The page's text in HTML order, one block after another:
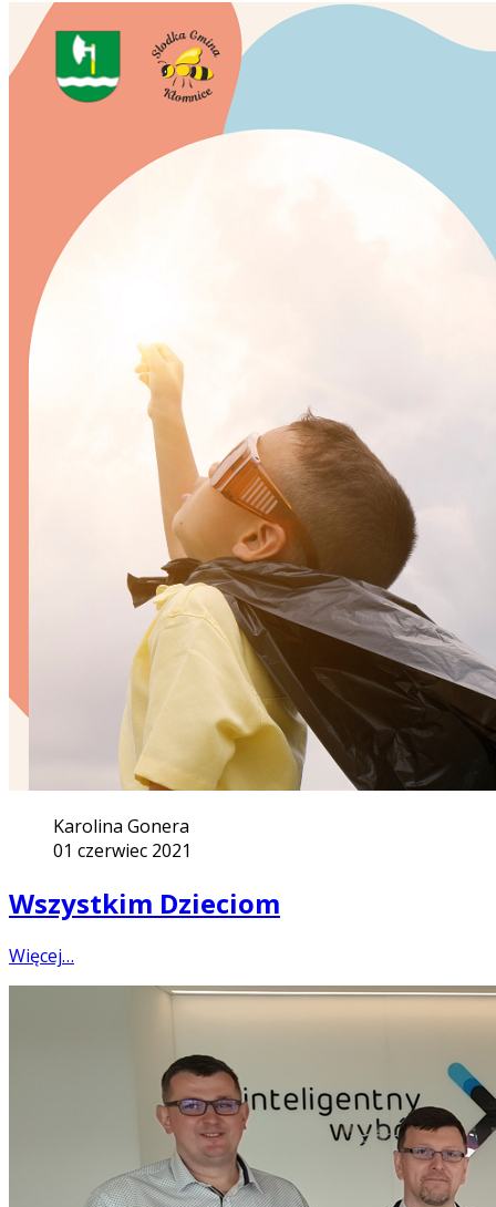
Karolina Gonera
01 czerwiec 2021
Wszystkim Dzieciom
Więcej…